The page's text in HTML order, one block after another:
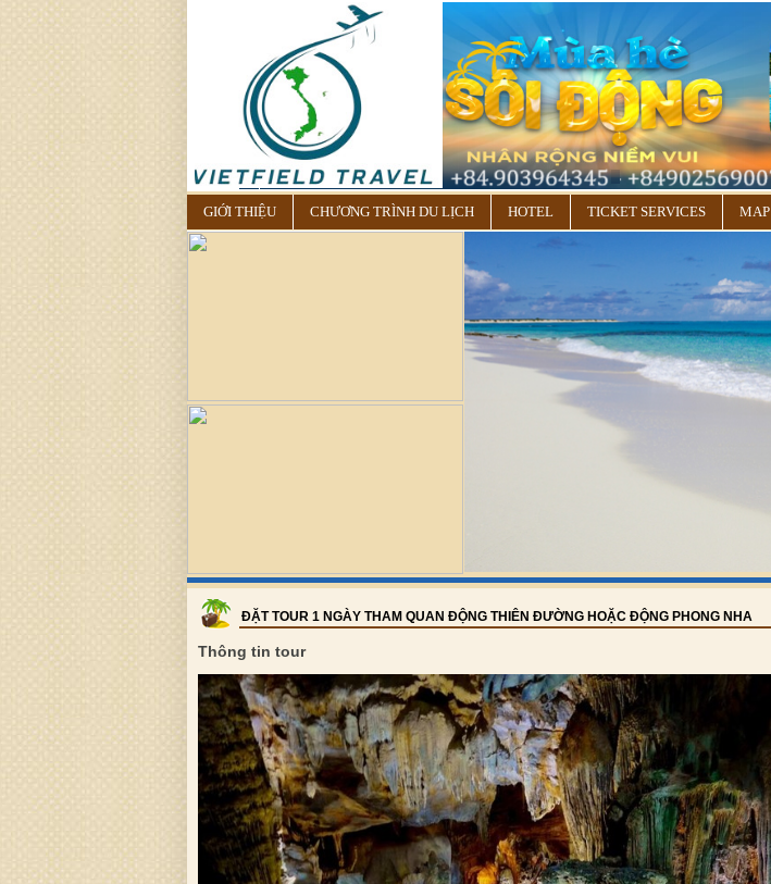
GIỚI THIỆU CHƯƠNG TRÌNH DU LỊCH HOTEL TICKET SERVICES MAP
ĐẶT TOUR 1 NGÀY THAM QUAN ĐỘNG THIÊN ĐƯỜNG HOẶC ĐỘNG PHONG NHA
Thông tin tour